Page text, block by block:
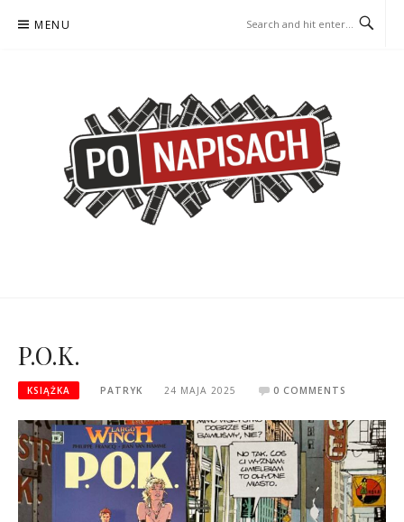
MENU
P.O.K.
KSIĄŻKA PATRYK 24 MAJA 2025 0 COMMENTS